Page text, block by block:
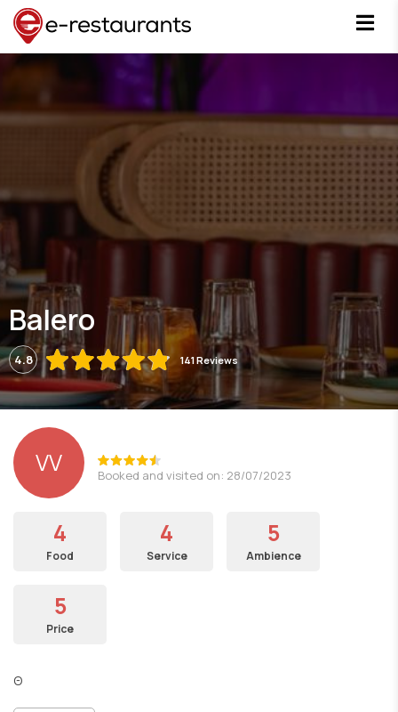
Balero
4.8 141 Reviews
VV Booked and visited on: 28/07/2023
4
Food
4
Service
5
Ambience
5
Price
Θ